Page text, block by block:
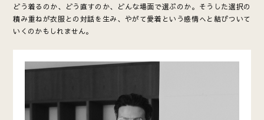
どう着るのか、どう直すのか、どんな場面で選ぶのか。そうした選択の
積み重ねが衣服との対話を生み、やがて愛着という感情へと結びついて
いくのかもしれません。